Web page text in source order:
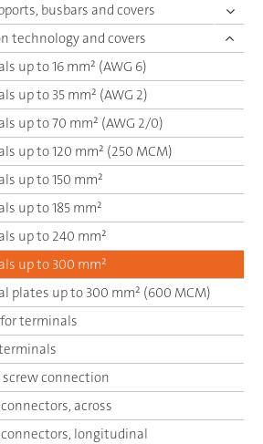
busbars and covers
technology and covers
up to 16 mm² (AWG 6)
up to 35 mm² (AWG 2)
up to 70 mm² (AWG 2/0)
up to 120 mm² (250 MCM)
up to 150 mm²
up to 185 mm²
up to 240 mm²
up to 300 mm²
plates up to 300 mm² (600 MCM)
terminals
connection
across
connectors, longitudinal